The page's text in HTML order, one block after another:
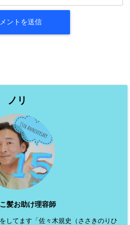
ノリ
髪お助け理容師
してます「佐々木規史（ささきのりひ